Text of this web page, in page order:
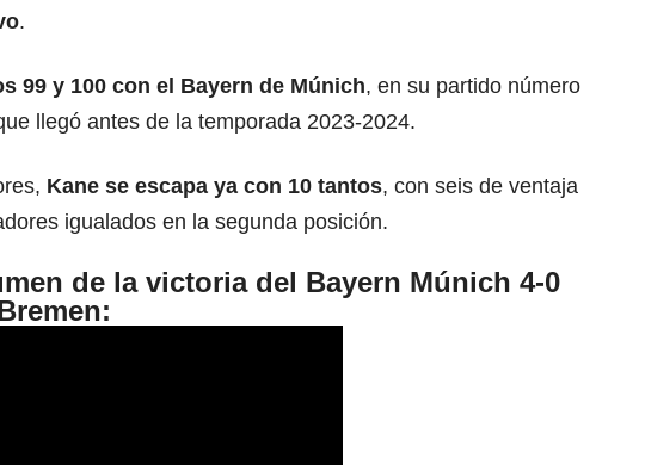
.
99 y 100 con el Bayern de Múnich, en su partido número
llegó antes de la temporada 2023-2024.
Kane se escapa ya con 10 tantos, con seis de ventaja
igualados en la segunda posición.
de la victoria del Bayern Múnich 4-0